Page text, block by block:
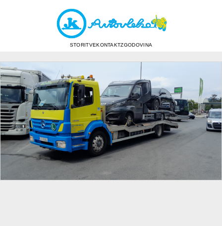
STORITVEKONTAKTZGODOVINA